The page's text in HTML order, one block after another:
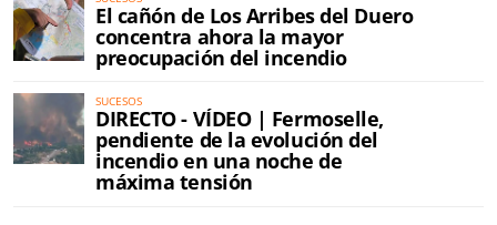
El cañón de Los Arribes del Duero
concentra ahora la mayor
preocupación del incendio
SUCESOS
DIRECTO - VÍDEO | Fermoselle,
pendiente de la evolución del
incendio en una noche de
máxima tensión